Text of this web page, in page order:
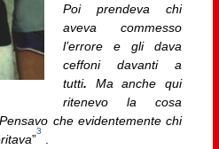
Poi prendeva chi
aveva commesso
l’errore e gli dava
ceffoni davanti a
tutti. Ma anche qui
ritenevo la cosa
che evidentemente chi
”
3